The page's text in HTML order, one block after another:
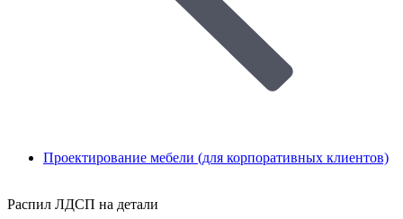
Проектирование мебели (для корпоративных клиентов)
Распил ЛДСП на детали